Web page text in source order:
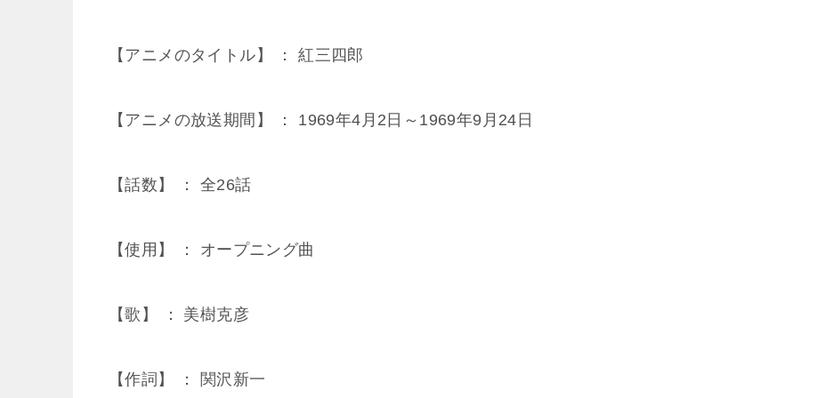
【アニメのタイトル】 ： 紅三四郎
【アニメの放送期間】 ： 1969年4月2日～1969年9月24日
【話数】 ： 全26話
【使用】 ： オープニング曲
【歌】 ： 美樹克彦
【作詞】 ： 関沢新一